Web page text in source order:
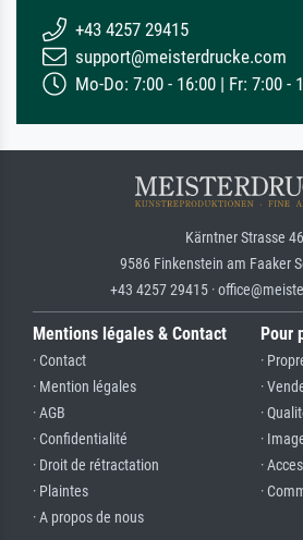
+43 4257 29415
support@meisterdrucke.com
Mo-Do: 7:00 - 16:00 | Fr: 7:00 -
Kärntner Strasse 46
9586 Finkenstein am Faaker
+43 4257 29415 ·
Mentions légales & Contact
· Contact
· Mention légales
· AGB
· Confidentialité
· Droit de rétractation
· Plaintes
· A propos de nous
Pour
·
·
·
·
·
·